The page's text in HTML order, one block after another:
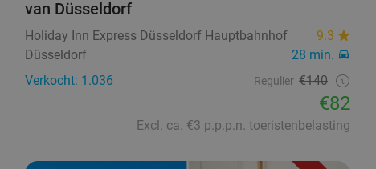
van Düsseldorf
Holiday Inn Express Düsseldorf Hauptbahnhof
9.3
Düsseldorf
28 min.
Verkocht: 1.036
Regulier €140
€82
Excl. ca. €3 p.p.p.n. toeristenbelasting